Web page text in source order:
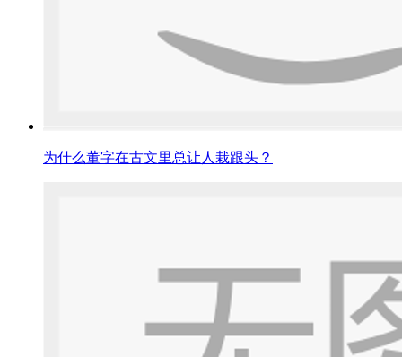
为什么董字在古文里总让人栽跟头？